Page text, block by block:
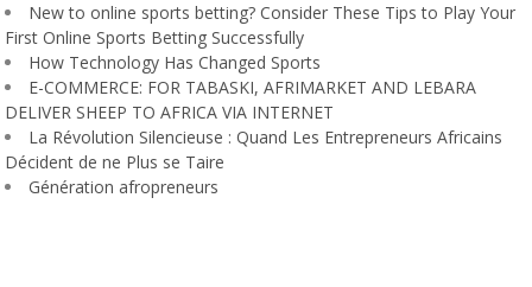
New to online sports betting? Consider These Tips to Play Your
First Online Sports Betting Successfully
How Technology Has Changed Sports
E-COMMERCE: FOR TABASKI, AFRIMARKET AND LEBARA
DELIVER SHEEP TO AFRICA VIA INTERNET
La Révolution Silencieuse : Quand Les Entrepreneurs Africains
Décident de ne Plus se Taire
Génération afropreneurs